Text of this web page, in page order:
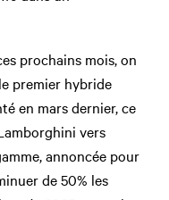
prochains mois, on
premier hybride
en mars dernier, ce
vers
annoncée pour
de 50% les